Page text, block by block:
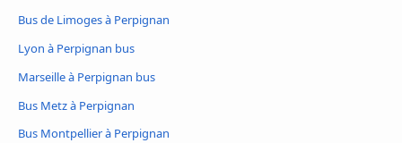
Bus de Limoges à Perpignan
Lyon à Perpignan bus
Marseille à Perpignan bus
Bus Metz à Perpignan
Bus Montpellier à Perpignan